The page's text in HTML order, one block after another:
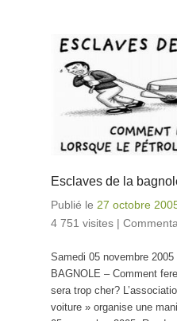
Esclaves de la
Publié le 27 octobre
4 751 visites |
Samedi 05 novembre
BAGNOLE – Comment
sera trop cher?
voiture » organise une